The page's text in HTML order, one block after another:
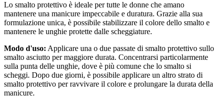
Lo smalto protettivo è ideale per tutte le donne che amano
mantenere una manicure impeccabile e duratura. Grazie alla sua
formulazione unica, è possibile stabilizzare il colore dello smalto e
mantenere le unghie protette dalle scheggiature.
Modo d'uso: Applicare una o due passate di smalto protettivo sullo
smalto asciutto per maggiore durata. Concentrarsi particolarmente
sulla punta delle unghie, dove è più comune che lo smalto si
scheggi. Dopo due giorni, è possibile applicare un altro strato di
smalto protettivo per ravvivare il colore e prolungare la durata della
manicure.